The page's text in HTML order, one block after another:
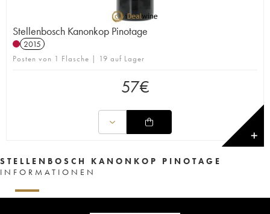
Stellenbosch Kanonkop Pinotage
2015
Posten von 1 Flasche | 19 auf Lager
57€
✕
STELLENBOSCH KANONKOP PINOTAGE
INFORMATIONEN